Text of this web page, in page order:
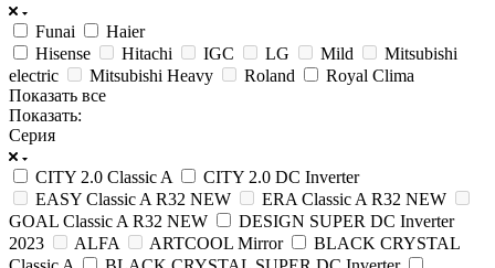
Funai
Haier
Hisense
Hitachi IGC LG Mild
Mitsubishi
electric
Mitsubishi Heavy Roland
Royal Clima
Показать все
Показать:
Серия
CITY 2.0 Classic A
CITY 2.0 DC Inverter
EASY Classic A R32 NEW
ERA Classic A R32 NEW
GOAL Classic A R32 NEW
DESIGN SUPER DC Inverter
2023
ALFA ARTCOOL Mirror
BLACK CRYSTAL